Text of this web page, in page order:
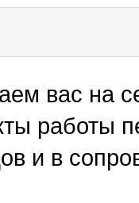
вас на
работы
и в